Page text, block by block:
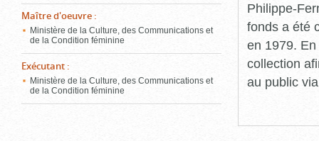
Maître d'oeuvre :
Ministère de la Culture, des Communications et
de la Condition féminine
Exécutant :
Ministère de la Culture, des Communications et
de la Condition féminine
Philippe-
fonds a été
en 1979.
collection
au public